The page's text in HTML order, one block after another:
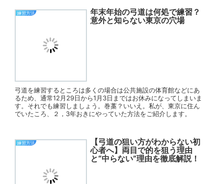
練習方法
年末年始の弓道は何処で練習？
意外と知らない東京の穴場
弓道を練習するところは多くの場合は公共施設の体育館などにあ
るため、通常12月29日から1月3日まではお休みになってしまいま
す。それでも練習しましょう。巻藁？いいえ。私が、東京に住ん
でいたころ、２，3年おきにやっていた方法をご紹介します。
練習方法
【弓道の狙い方がわからない初
心者へ】両目で的を狙う理由
と“中らない”理由を徹底解説！